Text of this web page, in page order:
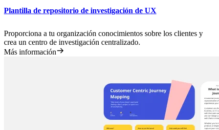
Plantilla de repositorio de investigación de UX
Proporciona a tu organización conocimientos sobre los clientes y
crea un centro de investigación centralizado.
Más información